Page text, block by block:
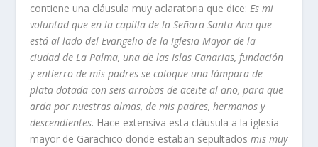
contiene una cláusula muy aclaratoria que dice: Es mi
voluntad que en la capilla de la Señora Santa Ana que
está al lado del Evangelio de la Iglesia Mayor de la
ciudad de La Palma, una de las Islas Canarias, fundación
y entierro de mis padres se coloque una lámpara de
plata dotada con seis arrobas de aceite al año, para que
arda por nuestras almas, de mis padres, hermanos y
descendientes. Hace extensiva esta cláusula a la iglesia
mayor de Garachico donde estaban sepultadosmis muy